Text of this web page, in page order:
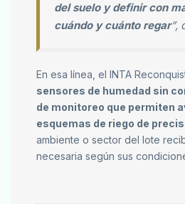
del suelo y definir con
cuándo y cuánto regar”,
En esa línea, el INTA
sensores de humedad sin
de monitoreo que permiten
esquemas de riego de
ambiente o sector del lote
necesaria según sus